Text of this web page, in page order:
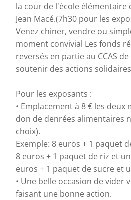
la cour de l'école élémentaire
Jean Macé.(7h30 pour les
Venez chiner, vendre ou
moment convivial Les fonds
reversés en partie au CCAS
soutenir des actions
Pour les exposants :
• Emplacement à 8 € les deux
don de denrées alimentaires
choix).
Exemple: 8 euros + 1 paquet
8 euros + 1 paquet de riz et
euros + 1 paquet de sucre et
• Une belle occasion de vider
faisant une bonne action.